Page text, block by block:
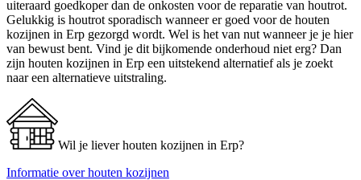
uiteraard goedkoper dan de onkosten voor de reparatie van houtrot.
Gelukkig is houtrot sporadisch wanneer er goed voor de houten
kozijnen in Erp gezorgd wordt. Wel is het van nut wanneer je je hier
van bewust bent. Vind je dit bijkomende onderhoud niet erg? Dan
zijn houten kozijnen in Erp een uitstekend alternatief als je zoekt
naar een alternatieve uitstraling.
Wil je liever houten kozijnen in Erp?
Informatie over houten kozijnen